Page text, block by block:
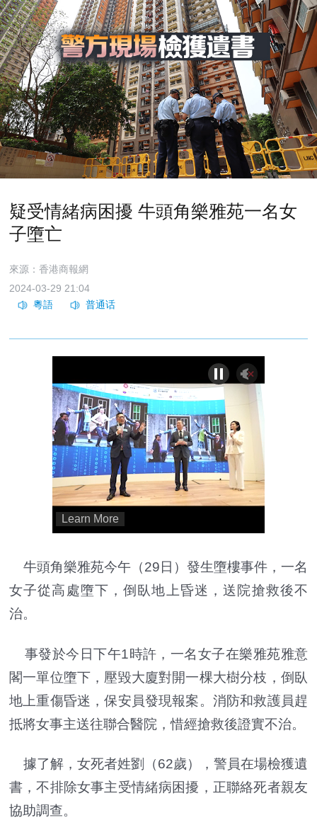
疑受情緒病困擾 牛頭角樂雅苑一名女
子墮亡
來源：香港商報網
2024-03-29 21:04
牛頭角樂雅苑今午（29日）發生墮樓事件，一名
女子從高處墮下，倒臥地上昏迷，送院搶救後不
治。
事發於今日下午1時許，一名女子在樂雅苑雅意
閣一單位墮下，壓毀大廈對開一棵大樹分枝，倒臥
地上重傷昏迷，保安員發現報案。消防和救護員趕
抵將女事主送往聯合醫院，惜經搶救後證實不治。
據了解，女死者姓劉（62歲），警員在場檢獲遺
書，不排除女事主受情緒病困擾，正聯絡死者親友
協助調查。